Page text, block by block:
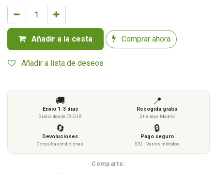
Añadir a la cesta Comprar ahora
Añadir a lista de deseos
🚚
Envío 1-3 días
Gratis desde 70 EUR
📍
Recogida gratis
2 tiendas Madrid
🔄
Devoluciones
Consulta condiciones
🔒
Pago seguro
SSL · Varios métodos
Comparte: